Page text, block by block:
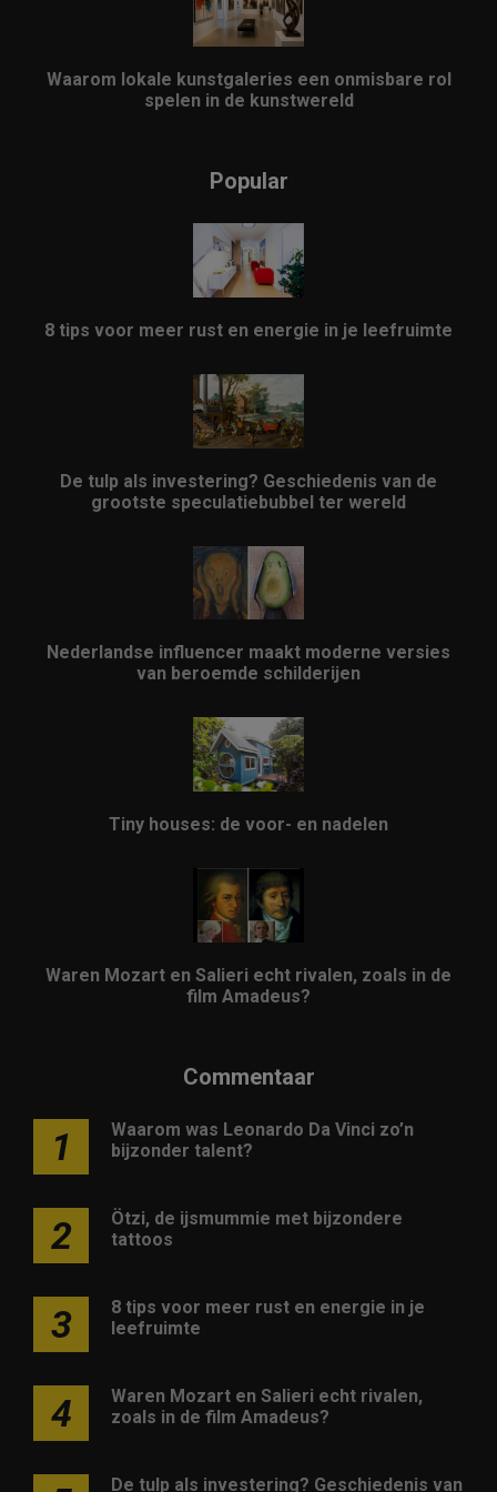
Waarom lokale kunstgaleries een onmisbare rol
spelen in de kunstwereld
Popular
8 tips voor meer rust en energie in je leefruimte
De tulp als investering? Geschiedenis van de
grootste speculatiebubbel ter wereld
Nederlandse influencer maakt moderne versies
van beroemde schilderijen
Tiny houses: de voor- en nadelen
Waren Mozart en Salieri echt rivalen, zoals in de
film Amadeus?
Commentaar
1
Waarom was Leonardo Da Vinci zo’n
bijzonder talent?
2
Ötzi, de ijsmummie met bijzondere
tattoos
3
8 tips voor meer rust en energie in je
leefruimte
4
Waren Mozart en Salieri echt rivalen,
zoals in de film Amadeus?
De tulp als investering? Geschiedenis van